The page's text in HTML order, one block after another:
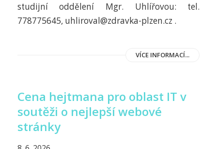
studijní oddělení Mgr. Uhlířovou: tel.
778775645, uhliroval@zdravka-plzen.cz .
VÍCE INFORMACÍ...
Cena hejtmana pro oblast IT v
soutěži o nejlepší webové
stránky